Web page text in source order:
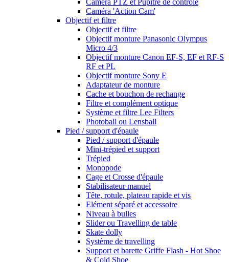
Caméra PTZ et Pupitre de contrôle
Caméra 'Action Cam'
Objectif et filtre
Objectif et filtre
Objectif monture Panasonic Olympus
Micro 4/3
Objectif monture Canon EF-S, EF et RF-S
RF et PL
Objectif monture Sony E
Adaptateur de monture
Cache et bouchon de rechange
Filtre et complément optique
Système et filtre Lee Filters
Photoball ou Lensball
Pied / support d'épaule
Pied / support d'épaule
Mini-trépied et support
Trépied
Monopode
Cage et Crosse d'épaule
Stabilisateur manuel
Tête, rotule, plateau rapide et vis
Elément séparé et accessoire
Niveau à bulles
Slider ou Travelling de table
Skate dolly
Système de travelling
Support et barette Griffe Flash - Hot Shoe
& Cold Shoe